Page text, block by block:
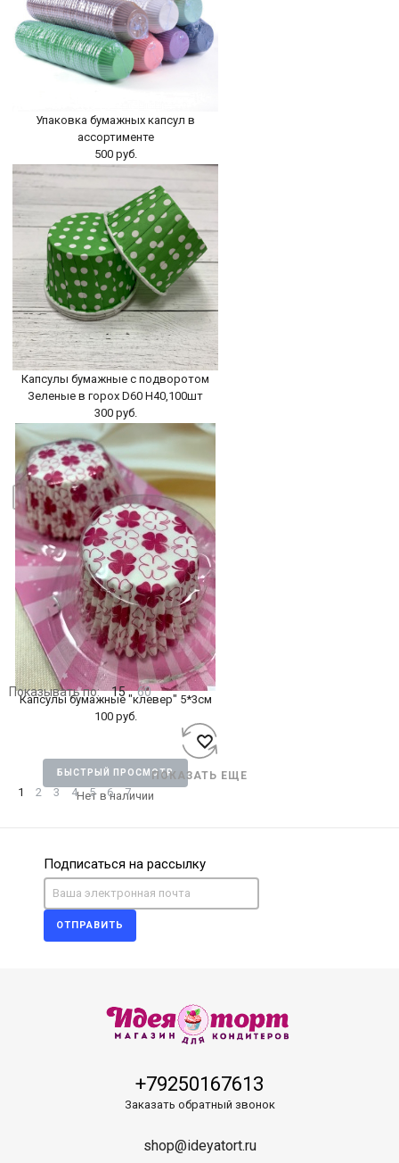
Упаковка бумажных капсул в
ассортименте
500 руб.
БЫСТРЫЙ ПРОСМОТР
+ В КОРЗИНУ
Капсулы бумажные с подворотом
Зеленые в горох D60 H40,100шт
300 руб.
БЫСТРЫЙ ПРОСМОТР
- + В КОРЗИНУ
Капсулы бумажные "клевер" 5*3см
100 руб.
БЫСТРЫЙ ПРОСМОТР
Нет в наличии
Показывать по: 15 60
ПОКАЗАТЬ ЕЩЕ
1 2 3 4 5 6 7
Подписаться на рассылку
ОТПРАВИТЬ
+79250167613
Заказать обратный звонок
shop@ideyatort.ru